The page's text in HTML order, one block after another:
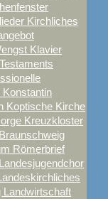
Kirchliches
Klavier
Konstantin
Koptische Kirche
Kreuzkloster
Römerbrief
Landesjugendchor
Landwirtschaft